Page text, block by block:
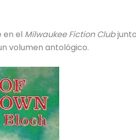
en el Milwaukee Fiction Club
volumen antológico.